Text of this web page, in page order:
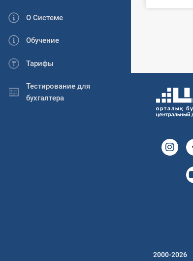
О Системе
Обучение
Тарифы
Тестирование для
бухгалтера
2000-2026